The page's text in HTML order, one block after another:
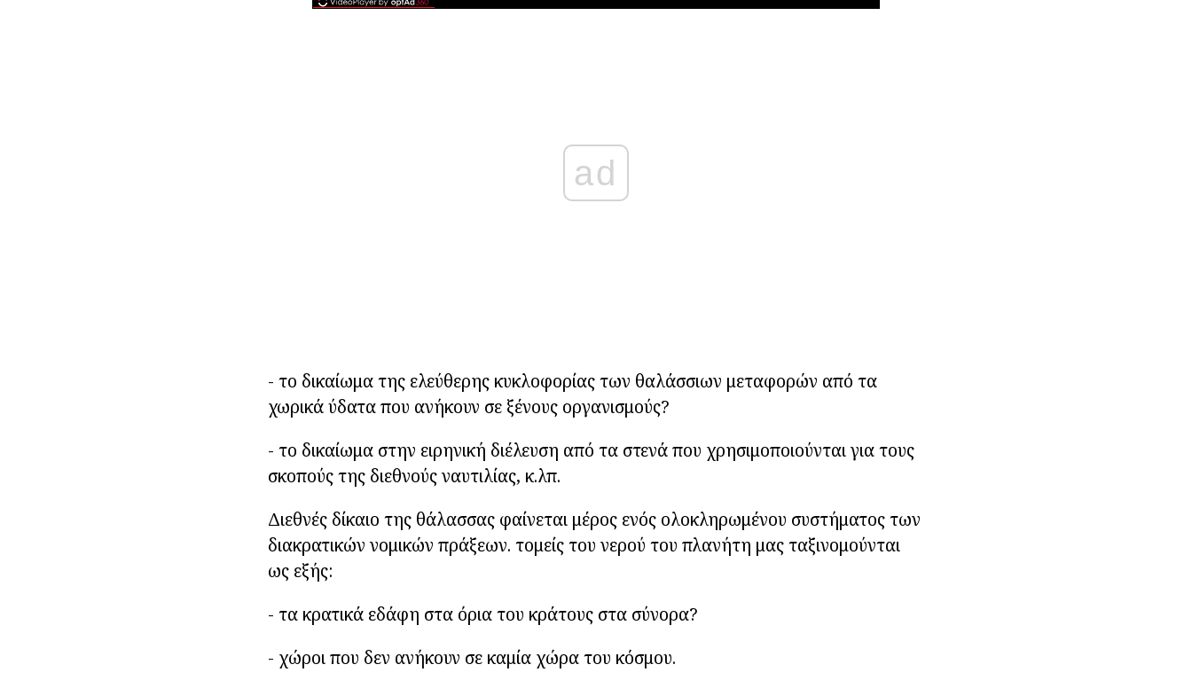
ad
- το δικαίωμα της ελεύθερης κυκλοφορίας των θαλάσσιων μεταφορών από τα
χωρικά ύδατα που ανήκουν σε ξένους οργανισμούς?
- το δικαίωμα στην ειρηνική διέλευση από τα στενά που χρησιμοποιούνται για τους
σκοπούς της διεθνούς ναυτιλίας, κ.λπ.
Διεθνές δίκαιο της θάλασσας φαίνεται μέρος ενός ολοκληρωμένου συστήματος των
διακρατικών νομικών πράξεων. τομείς του νερού του πλανήτη μας ταξινομούνται
ως εξής:
- τα κρατικά εδάφη στα όρια του κράτους στα σύνορα?
- χώροι που δεν ανήκουν σε καμία χώρα του κόσμου.